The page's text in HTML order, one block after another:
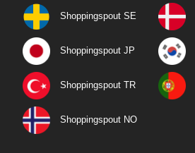
Shoppingspout SE
Shoppingspout JP
Shoppingspout TR
Shoppingspout NO